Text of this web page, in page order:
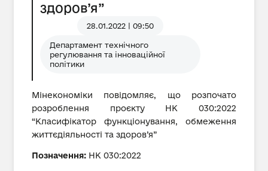
здоров’я”
28.01.2022 | 09:50
Департамент технічного
регулювання та інноваційної
політики
Мінекономіки повідомляє, що розпочато
розроблення проєкту НК 030:2022
“Класифікатор функціонування, обмеження
життєдіяльності та здоров’я”
Позначення: НК 030:2022